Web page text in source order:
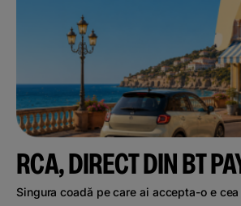
RCA, DIRECT DIN BT
Singura coadă pe care ai accepta-o e